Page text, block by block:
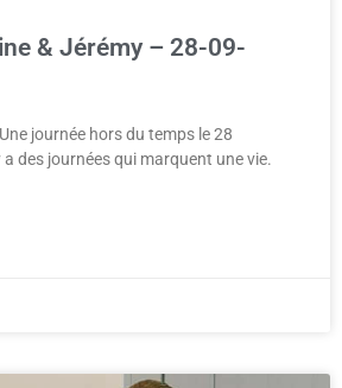
& Jérémy – 28-09-
journée hors du temps le 28
des journées qui marquent une vie.